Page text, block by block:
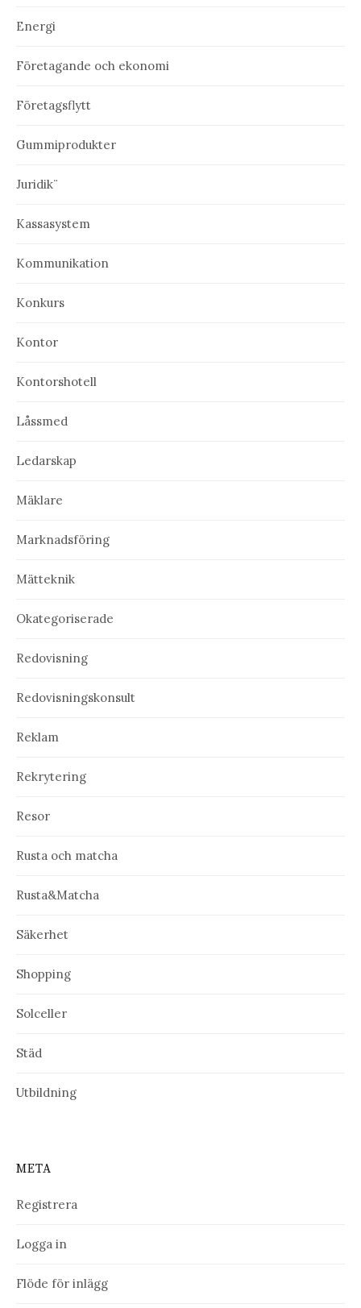
Energi
Företagande och ekonomi
Företagsflytt
Gummiprodukter
Juridik¨
Kassasystem
Kommunikation
Konkurs
Kontor
Kontorshotell
Låssmed
Ledarskap
Mäklare
Marknadsföring
Mätteknik
Okategoriserade
Redovisning
Redovisningskonsult
Reklam
Rekrytering
Resor
Rusta och matcha
Rusta&Matcha
Säkerhet
Shopping
Solceller
Städ
Utbildning
META
Registrera
Logga in
Flöde för inlägg